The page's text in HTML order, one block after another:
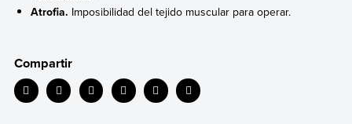
Atrofia. Imposibilidad del tejido muscular para operar.
Compartir